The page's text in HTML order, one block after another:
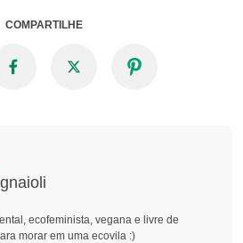
COMPARTILHE
ecofeminista, vegana e livre de
morar em uma ecovila :)